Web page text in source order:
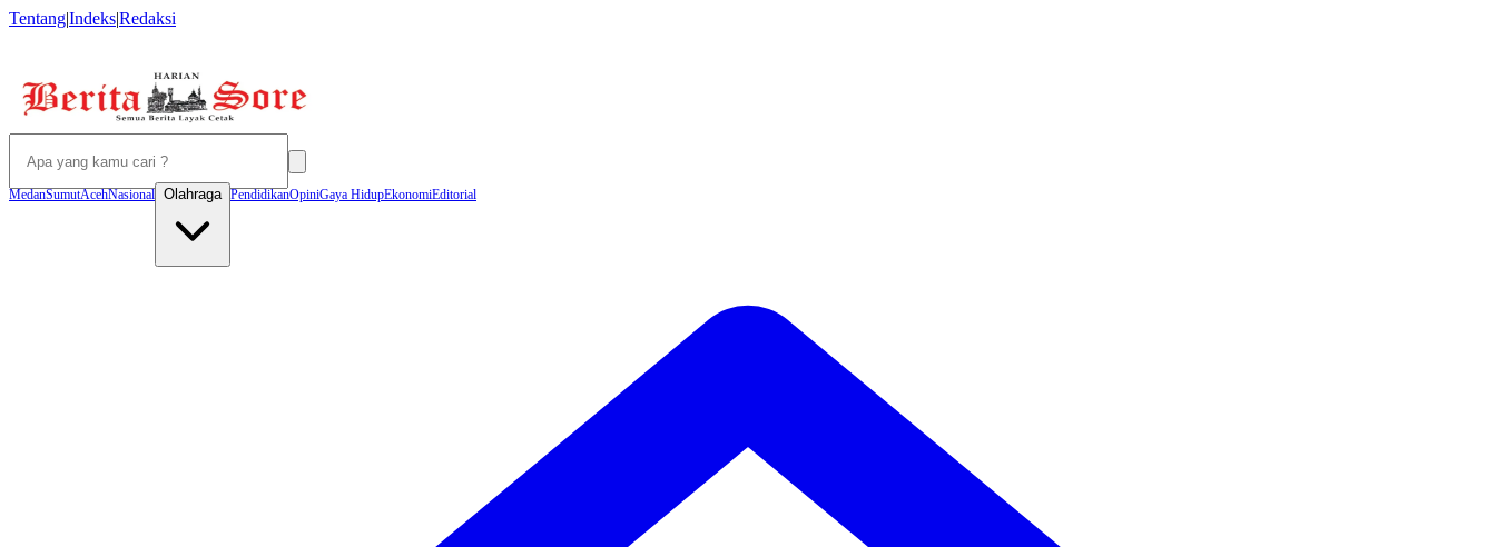
Tentang|Indeks|Redaksi
MedanSumutAcehNasional Olahraga PendidikanOpiniGaya HidupEkonomiEditorial